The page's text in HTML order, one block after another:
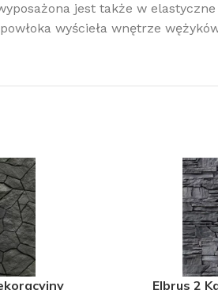
jest także w
wyścieła wnętrze
Elbrus 2